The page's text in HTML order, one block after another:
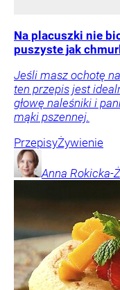
Na placuszki nie
puszyste jak
Jeśli masz ochotę
ten przepis jest
głowę naleśniki i
mąki pszennej.
PrzepisyŻywienie
Anna Rokicka-